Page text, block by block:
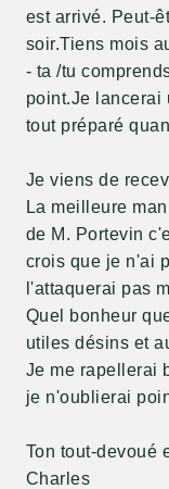
est arrivé. Peut-
soir.Tiens mois
- ta /tu
point.Je lancerai
tout préparé
Je viens de
La meilleure
de M. Portevin
crois que je n'ai
l'attaquerai pas
Quel bonheur
utiles désins et
Je me rapellerai
je n'oublierai
Ton tout-devoué
Charles